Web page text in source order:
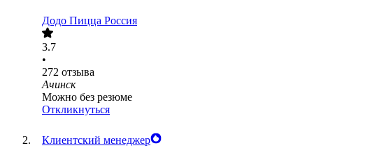
Додо Пицца Россия
3.7
•
272 отзыва
Ачинск
Можно без резюме
Откликнуться
Клиентский менеджер